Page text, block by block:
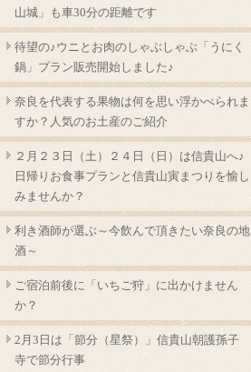
山城」も車30分の距離です
待望の♪ウニとお肉のしゃぶしゃぶ「うにく
鍋」プラン販売開始しました♪
奈良を代表する果物は何を思い浮かべられま
すか？人気のお土産のご紹介
２月２３日（土）２４日（日）は信貴山へ♪
日帰りお食事プランと信貴山寅まつりを愉し
みませんか？
利き酒師が選ぶ～今飲んで頂きたい奈良の地
酒～
ご宿泊前後に「いちご狩」に出かけません
か？
2月3日は「節分（星祭）」信貴山朝護孫子
寺で節分行事